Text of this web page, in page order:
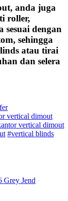
, anda juga
roller,
sesuai dengan
sehingga
atau tirai
dan selera
vertical dimout
vertical dimout
#vertical blinds